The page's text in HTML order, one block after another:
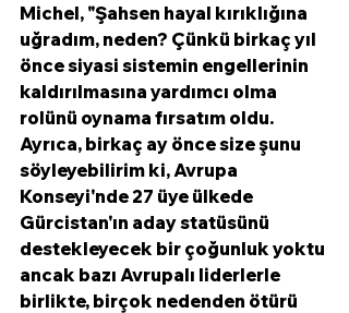
Michel, "Şahsen hayal kırıklığına
uğradım, neden? Çünkü birkaç yıl
önce siyasi sistemin engellerinin
kaldırılmasına yardımcı olma
rolünü oynama fırsatım oldu.
Ayrıca, birkaç ay önce size şunu
söyleyebilirim ki, Avrupa
Konseyi'nde 27 üye ülkede
Gürcistan'ın aday statüsünü
destekleyecek bir çoğunluk yoktu
ancak bazı Avrupalı ​​liderlerle
birlikte, birçok nedenden ötürü